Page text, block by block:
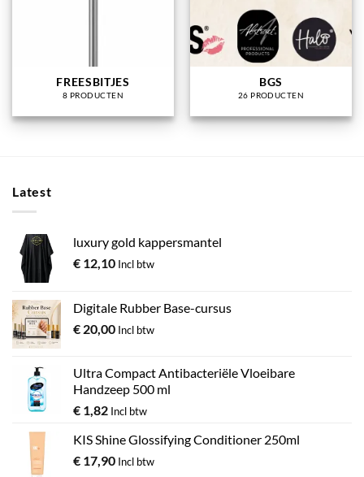
FREESBITJES
8 PRODUCTEN
BGS
26 PRODUCTEN
Latest
luxury gold kappersmantel
€ 12,10 Incl btw
Digitale Rubber Base-cursus
€ 20,00 Incl btw
Ultra Compact Antibacteriële Vloeibare
Handzeep 500 ml
€ 1,82 Incl btw
KIS Shine Glossifying Conditioner 250ml
€ 17,90 Incl btw